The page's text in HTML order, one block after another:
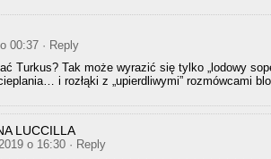
00:37 · Reply
Turkus? Tak może wyrazić się tylko „lodowy
i rozłąki z „upierdliwymi” rozmówcami
LUCCILLA
o 16:30 · Reply